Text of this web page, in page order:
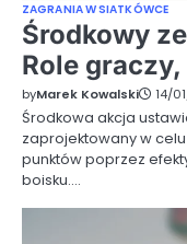
ZAGRANIA W SIATKÓWCE
Środkowy
Role
byMarek Kowalski 14/
Środkowa akcja
zaprojektowany w
punktów poprzez
boisku.…